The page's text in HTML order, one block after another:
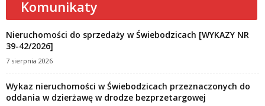
Komunikaty
Nieruchomości do sprzedaży w Świebodzicach [WYKAZY NR
39-42/2026]
7 sierpnia 2026
Wykaz nieruchomości w Świebodzicach przeznaczonych do
oddania w dzierżawę w drodze bezprzetargowej